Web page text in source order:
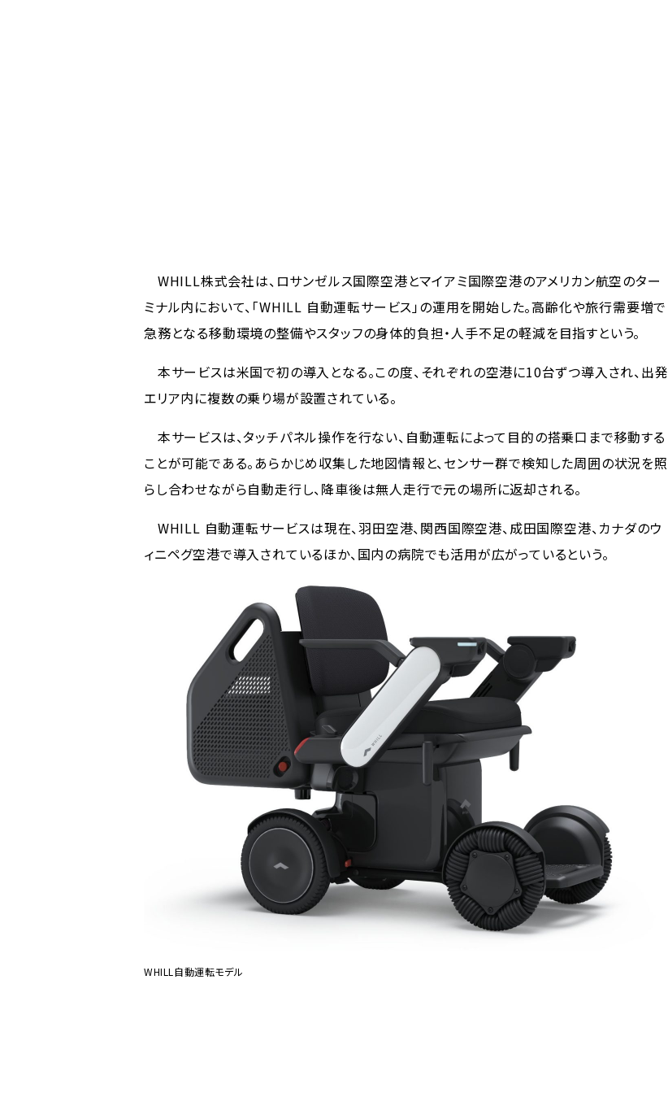
WHILL株式会社は、ロサンゼルス国際空港とマイアミ国際空港のアメリカン航空のター
ミナル内において、「WHILL 自動運転サービス」の運用を開始した。高齢化や旅行需要増で
急務となる移動環境の整備やスタッフの身体的負担・人手不足の軽減を目指すという。
本サービスは米国で初の導入となる。この度、それぞれの空港に10台ずつ導入され、出発
エリア内に複数の乗り場が設置されている。
本サービスは、タッチパネル操作を行ない、自動運転によって目的の搭乗口まで移動する
ことが可能である。あらかじめ収集した地図情報と、センサー群で検知した周囲の状況を照
らし合わせながら自動走行し、降車後は無人走行で元の場所に返却される。
WHILL 自動運転サービスは現在、羽田空港、関⻄国際空港、成田国際空港、カナダのウ
ィニペグ空港で導入されているほか、国内の病院でも活用が広がっているという。
WHILL自動運転モデル